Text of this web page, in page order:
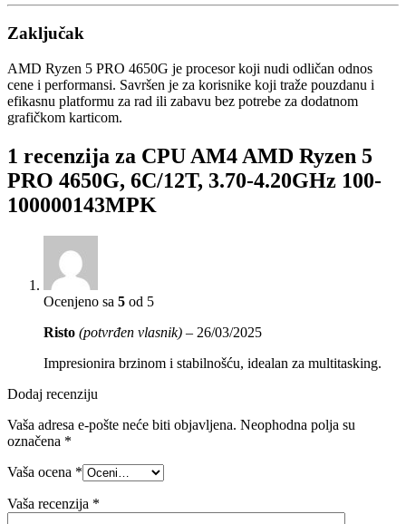
Zaključak
AMD Ryzen 5 PRO 4650G je procesor koji nudi odličan odnos
cene i performansi. Savršen je za korisnike koji traže pouzdanu i
efikasnu platformu za rad ili zabavu bez potrebe za dodatnom
grafičkom karticom.
1 recenzija za CPU AM4 AMD Ryzen 5
PRO 4650G, 6C/12T, 3.70-4.20GHz 100-
100000143MPK
Ocenjeno sa 5 od 5
Risto (potvrđen vlasnik) – 26/03/2025
Impresionira brzinom i stabilnošću, idealan za multitasking.
Dodaj recenziju
Vaša adresa e-pošte neće biti objavljena. Neophodna polja su
označena *
Vaša ocena *
Vaša recenzija *